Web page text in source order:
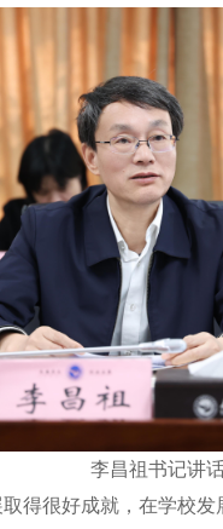
李昌祖书记讲
得很好成就，在学校